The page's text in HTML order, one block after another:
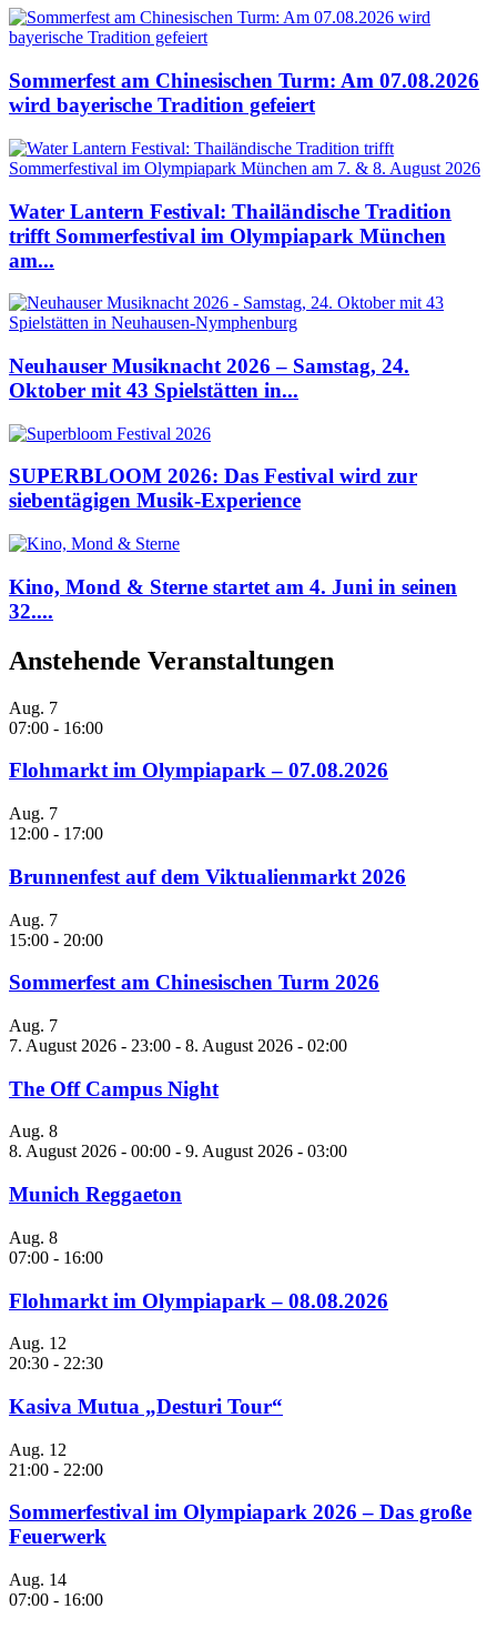
Sommerfest am Chinesischen Turm: Am 07.08.2026
wird bayerische Tradition gefeiert
Water Lantern Festival: Thailändische Tradition
trifft Sommerfestival im Olympiapark München
am...
Neuhauser Musiknacht 2026 – Samstag, 24.
Oktober mit 43 Spielstätten in...
SUPERBLOOM 2026: Das Festival wird zur
siebentägigen Musik-Experience
Kino, Mond & Sterne startet am 4. Juni in seinen
32....
Anstehende Veranstaltungen
Aug. 7
07:00 - 16:00
Flohmarkt im Olympiapark – 07.08.2026
Aug. 7
12:00 - 17:00
Brunnenfest auf dem Viktualienmarkt 2026
Aug. 7
15:00 - 20:00
Sommerfest am Chinesischen Turm 2026
Aug. 7
7. August 2026 - 23:00 - 8. August 2026 - 02:00
The Off Campus Night
Aug. 8
8. August 2026 - 00:00 - 9. August 2026 - 03:00
Munich Reggaeton
Aug. 8
07:00 - 16:00
Flohmarkt im Olympiapark – 08.08.2026
Aug. 12
20:30 - 22:30
Kasiva Mutua „Desturi Tour“
Aug. 12
21:00 - 22:00
Sommerfestival im Olympiapark 2026 – Das große
Feuerwerk
Aug. 14
07:00 - 16:00